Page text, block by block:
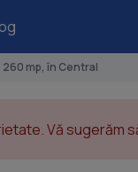
mp, în Central
Vă sugerăm